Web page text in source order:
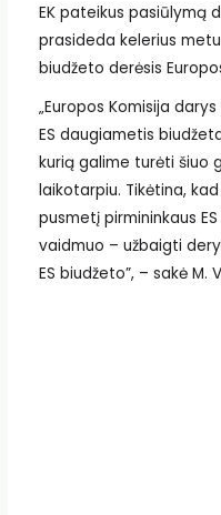
EK pateikus pasiūlymą
prasideda kelerius
biudžeto derėsis
„Europos Komisija
ES daugiametis
kurią galime turėti šiuo
laikotarpiu. Tikėtina,
pusmetį pirmininkaus
vaidmuo – užbaigti
ES biudžeto”, – sakė M.